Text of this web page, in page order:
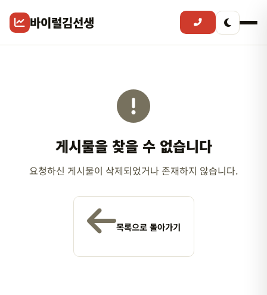
바이럴김선생
게시물을 찾을 수 없습니다
요청하신 게시물이 삭제되었거나 존재하지 않습니다.
목록으로 돌아가기